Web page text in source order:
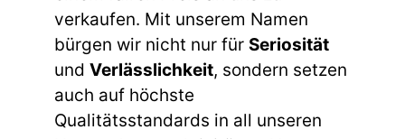
verkaufen. Mit unserem Namen
bürgen wir nicht nur für Seriosität
und Verlässlichkeit, sondern setzen
auch auf höchste
Qualitätsstandards in all unseren